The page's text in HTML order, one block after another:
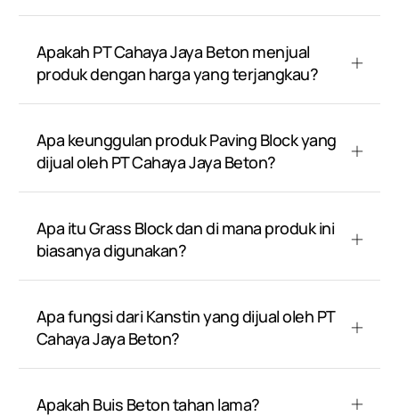
Apakah PT Cahaya Jaya Beton menjual
produk dengan harga yang terjangkau?
Apa keunggulan produk Paving Block yang
dijual oleh PT Cahaya Jaya Beton?
Apa itu Grass Block dan di mana produk ini
biasanya digunakan?
Apa fungsi dari Kanstin yang dijual oleh PT
Cahaya Jaya Beton?
Apakah Buis Beton tahan lama?